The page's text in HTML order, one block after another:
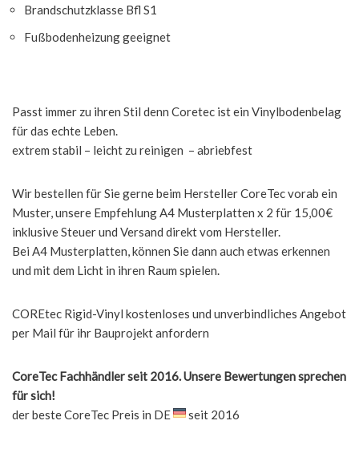
Brandschutzklasse Bfl S1
Fußbodenheizung geeignet
Passt immer zu ihren Stil denn Coretec ist ein Vinylbodenbelag
für das echte Leben.
extrem stabil – leicht zu reinigen – abriebfest
Wir bestellen für Sie gerne beim Hersteller CoreTec vorab ein
Muster, unsere Empfehlung A4 Musterplatten x 2 für 15,00€
inklusive Steuer und Versand direkt vom Hersteller.
Bei A4 Musterplatten, können Sie dann auch etwas erkennen
und mit dem Licht in ihren Raum spielen.
COREtec Rigid-Vinyl kostenloses und unverbindliches Angebot
per Mail für ihr Bauprojekt anfordern
CoreTec Fachhändler seit 2016. Unsere Bewertungen sprechen
für sich!
der beste CoreTec Preis in DE
seit 2016